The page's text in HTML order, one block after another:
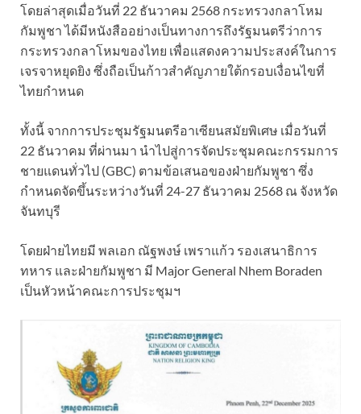
โดยล่าสุดเมื่อวันที่ 22 ธันวาคม 2568 กระทรวงกลาโหม
กัมพูชา ได้มีหนังสืออย่างเป็นทางการถึงรัฐมนตรีว่าการ
กระทรวงกลาโหมของไทย เพื่อแสดงความประสงค์ในการ
เจรจาหยุดยิง ซึ่งถือเป็นก้าวสำคัญภายใต้กรอบเงื่อนไขที่
ไทยกำหนด
ทั้งนี้ จากการประชุมรัฐมนตรีอาเซียนสมัยพิเศษ เมื่อวันที่
22 ธันวาคม ที่ผ่านมา นำไปสู่การจัดประชุมคณะกรรมการ
ชายแดนทั่วไป (GBC) ตามข้อเสนอของฝ่ายกัมพูชา ซึ่ง
กำหนดจัดขึ้นระหว่างวันที่ 24-27 ธันวาคม 2568 ณ จังหวัด
จันทบุรี
โดยฝ่ายไทยมี พลเอก ณัฐพงษ์ เพราแก้ว รองเสนาธิการ
ทหาร และฝ่ายกัมพูชา มี Major General Nhem Boraden
เป็นหัวหน้าคณะการประชุมฯ